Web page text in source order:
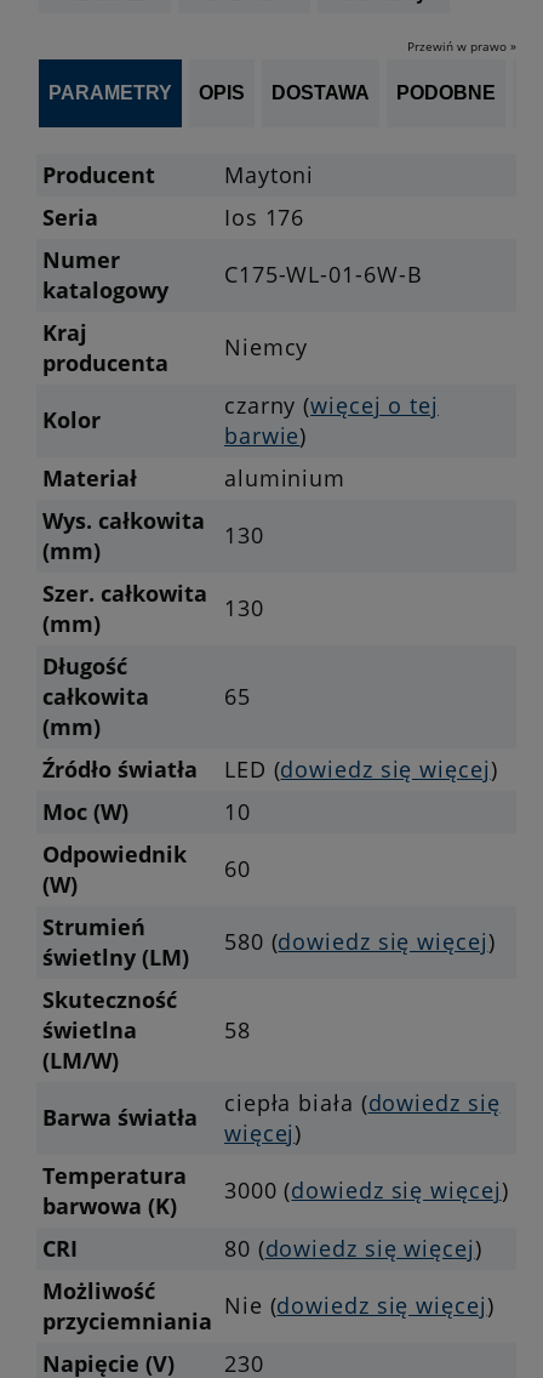
Przewiń w prawo »
PARAMETRY OPIS DOSTAWA PODOBNE
Producent
Maytoni
Seria
Ios 176
Numer
katalogowy
C175-WL-01-6W-B
Kraj
producenta
Niemcy
Kolor czarny (więcej o tej
barwie)
Materiał
aluminium
Wys. całkowita
(mm)
130
Szer. całkowita
(mm)
130
Długość
całkowita
(mm)
65
Źródło światła LED (dowiedz się więcej)
Moc (W)
10
Odpowiednik
(W)
60
Strumień
świetlny (LM)
580 (dowiedz się więcej)
Skuteczność
świetlna
(LM/W)
58
Barwa światła ciepła biała (dowiedz się
więcej)
Temperatura
barwowa (K)
3000 (dowiedz się więcej)
CRI
80 (dowiedz się więcej)
Możliwość
przyciemniania
Nie (dowiedz się więcej)
Napięcie (V)
230